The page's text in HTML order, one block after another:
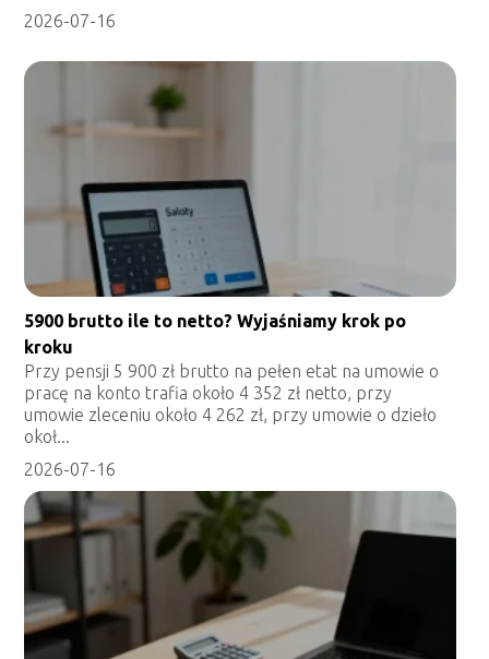
2026-07-16
5900 brutto ile to netto? Wyjaśniamy krok po
kroku
Przy pensji 5 900 zł brutto na pełen etat na umowie o
pracę na konto trafia około 4 352 zł netto, przy
umowie zleceniu około 4 262 zł, przy umowie o dzieło
okoł...
2026-07-16